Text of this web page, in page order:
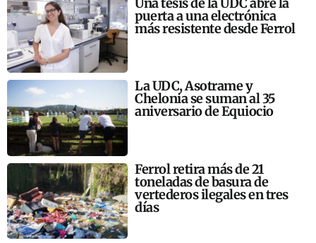
puerta a una electrónica
más resistente desde Ferrol
La UDC, Asotrame y
Chelonia se suman al 35
aniversario de Equiocio
Ferrol retira más de 21
toneladas de basura de
vertederos ilegales en tres
días